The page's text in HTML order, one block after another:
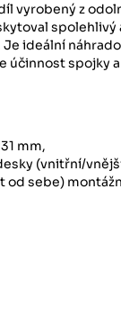
vyrobený z
spolehlivý
ideální
účinnost spojky
mm,
(vnitřní/
od sebe)